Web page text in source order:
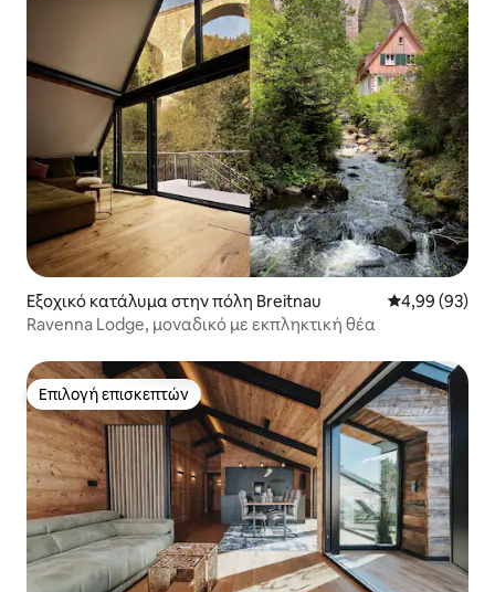
Εξοχικό κατάλυμα στην πόλη Breitnau Μέση
4,99 (93)
Ravenna Lodge, μοναδικό με εκπληκτική θέα
Επιλογή επισκεπτών
Επιλογή επισκεπτών